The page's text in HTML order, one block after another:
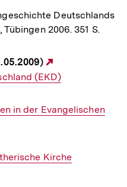
Deutschlands
2006. 351 S.
Link:
(EKD)
in der Evangelischen
Kirche